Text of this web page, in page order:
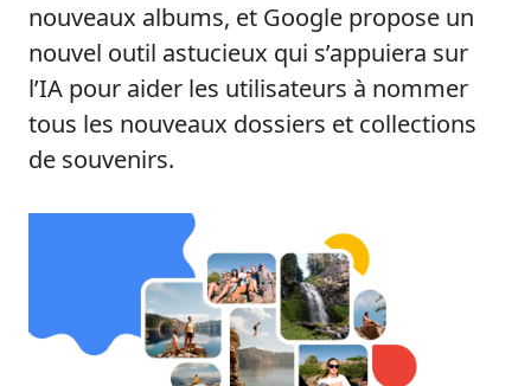
nouveaux albums, et Google propose un
nouvel outil astucieux qui s’appuiera sur
l’IA pour aider les utilisateurs à nommer
tous les nouveaux dossiers et collections
de souvenirs.